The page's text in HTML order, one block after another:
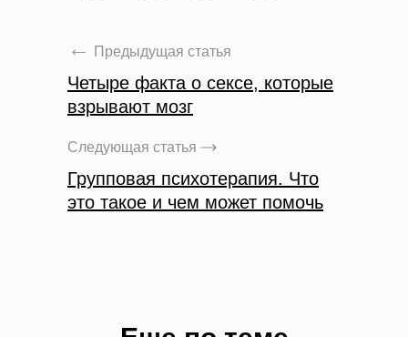
Четыре факта о сексе, которые
взрывают мозг
Предыдущая статья
Групповая психотерапия. Что
это такое и чем может помочь
Следующая статья